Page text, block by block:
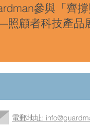
參與「齊撐
顧者科技產品
電郵地址: